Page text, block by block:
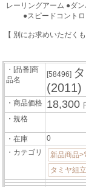
レーリングアーム ●ダ
●スピードコント
【 別にお求めいただく
・[品番]商
品名
[58496]
(2011)
・商品価格 18,300
・規格
・在庫
0
・カテゴリ
新品商品>
タミヤ組